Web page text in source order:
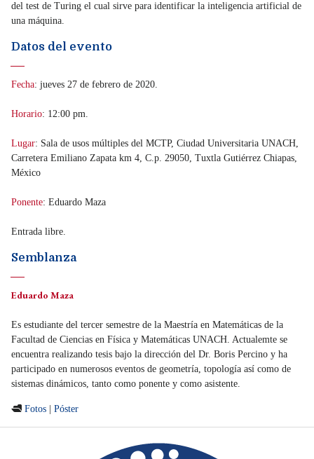
del test de Turing el cual sirve para identificar la inteligencia artificial de
una máquina.
Datos del evento
Fecha: jueves 27 de febrero de 2020.
Horario: 12:00 pm.
Lugar: Sala de usos múltiples del MCTP, Ciudad Universitaria UNACH,
Carretera Emiliano Zapata km 4, C.p. 29050, Tuxtla Gutiérrez Chiapas,
México
Ponente: Eduardo Maza
Entrada libre.
Semblanza
Eduardo Maza
Es estudiante del tercer semestre de la Maestría en Matemáticas de la
Facultad de Ciencias en Física y Matemáticas UNACH. Actualemte se
encuentra realizando tesis bajo la dirección del Dr. Boris Percino y ha
participado en numerosos eventos de geometría, topología así como de
sistemas dinámicos, tanto como ponente y como asistente.
 Fotos Póster